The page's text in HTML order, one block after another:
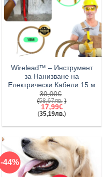
Wirelead™ – Инструмент
за Нанизване на
Електрически Кабели 15 м
30,00€
(58,67лв. )
Original
price
30,00€(58,67лв.).
17,99€
(35,19лв.)
цена
17,99€(35,19лв.).
-44%